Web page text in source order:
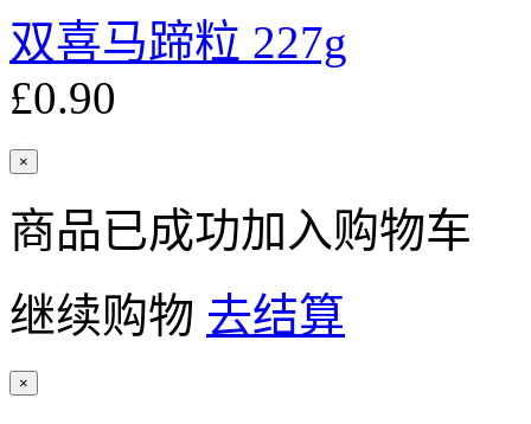
双喜马蹄粒 227g
£0.90
×
商品已成功加入购物车
继续购物 去结算
×